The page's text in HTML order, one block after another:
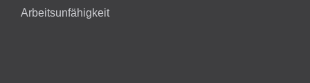
Arbeitsunfähigkeit